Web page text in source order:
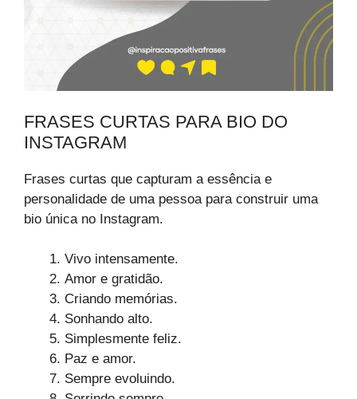
FRASES CURTAS PARA BIO DO
INSTAGRAM
Frases curtas que capturam a essência e
personalidade de uma pessoa para construir uma
bio única no Instagram.
Vivo intensamente.
Amor e gratidão.
Criando memórias.
Sonhando alto.
Simplesmente feliz.
Paz e amor.
Sempre evoluindo.